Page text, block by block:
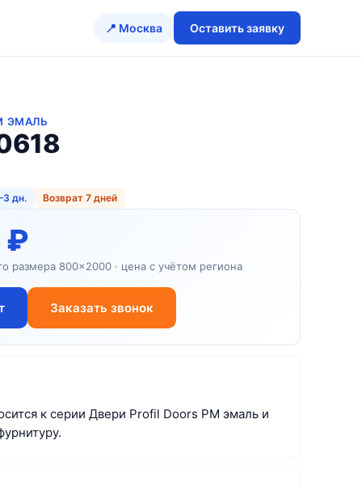
📍 Москва Оставить заявку
ЭМАЛЬ
дн. Возврат 7 дней
₽
размера 800×2000 · цена с учётом региона
Заказать звонок
к серии Двери Profil Doors PM эмаль и